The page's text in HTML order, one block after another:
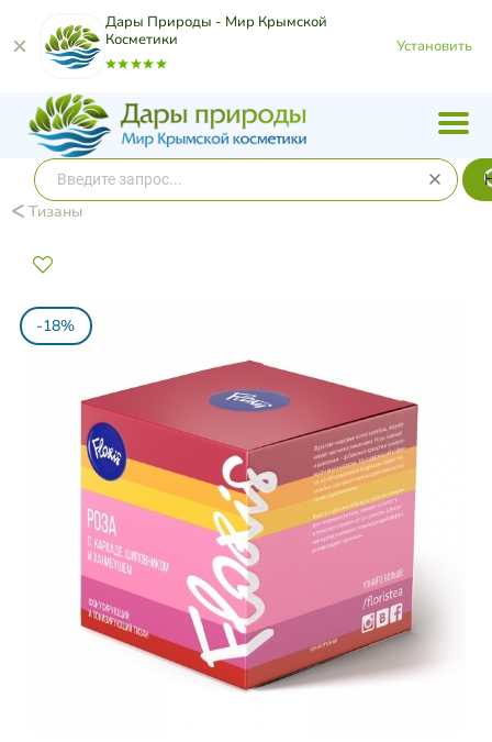
Дары Природы - Мир Крымской
Косметики
Установить
Тизаны
-18%